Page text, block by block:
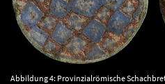
Abbildung 4: Provinzialrömische